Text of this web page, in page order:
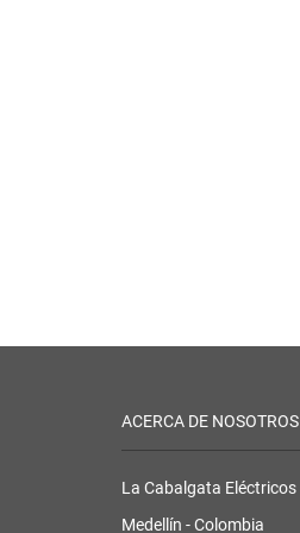
ACERCA DE NOSOTROS
La Cabalgata Eléctricos
Medellín - Colombia